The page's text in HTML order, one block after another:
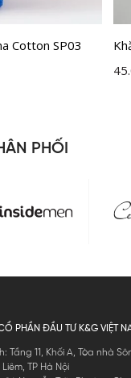
Cotton SP03
PHỐI
PHẦN ĐẦU TƯ K&G VIỆT
Tầng 11, Khối A, Tòa nhà
TP Hà Nội